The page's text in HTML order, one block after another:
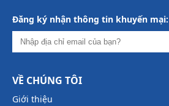
Đăng ký nhận thông tin khuyến mại:
VỀ CHÚNG TÔI
Giới thiệu